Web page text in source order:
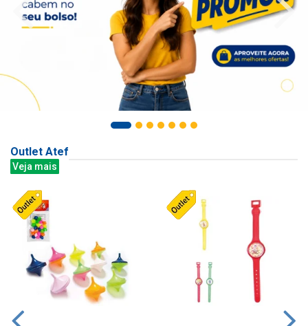
Outlet Atef
Veja mais